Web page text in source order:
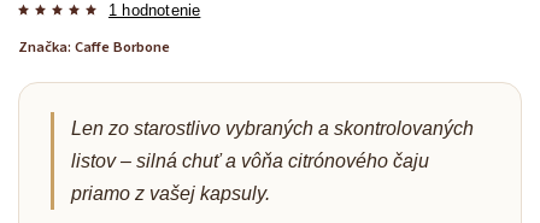
1 hodnotenie
Značka: Caffe Borbone
Len zo starostlivo vybraných a skontrolovaných
listov – silná chuť a vôňa citrónového čaju
priamo z vašej kapsuly.